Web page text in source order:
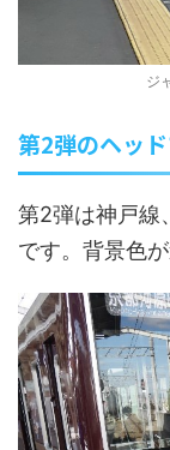
ジ
第2弾のヘッ
第2弾は神戸線
です。背景色